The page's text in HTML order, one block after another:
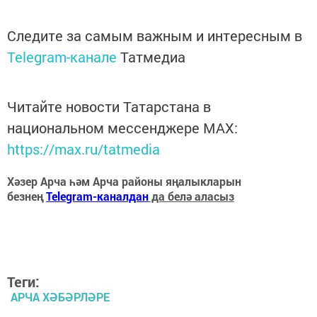
Следите за самым важным и интересным в
Telegram-канале Татмедиа
Читайте новости Татарстана в
национальном мессенджере MАХ:
https://max.ru/tatmedia
Хәзер Арча һәм Арча районы яңалыкларын
безнеңTelegram-каналданда белә аласыз
Теги:
АРЧА ХӘБӘРЛӘРЕ